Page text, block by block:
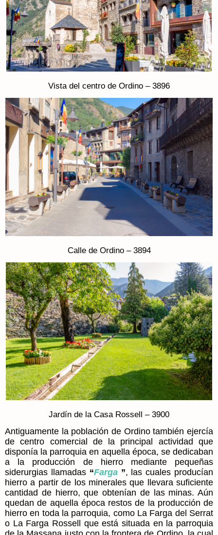
Vista del centro de Ordino – 3896
Calle de Ordino – 3894
Jardín de la Casa Rossell – 3900
Antiguamente la población de Ordino también ejercía
de centro comercial de la principal actividad que
disponía la parroquia en aquella época, se dedicaban
a la producción de hierro mediante pequeñas
siderurgias llamadas “Farga ”, las cuales producían
hierro a partir de los minerales que llevara suficiente
cantidad de hierro, que obtenían de las minas. Aún
quedan de aquella época restos de la producción de
hierro en toda la parroquia, como La Farga del Serrat
o La Farga Rossell que está situada en la parroquia